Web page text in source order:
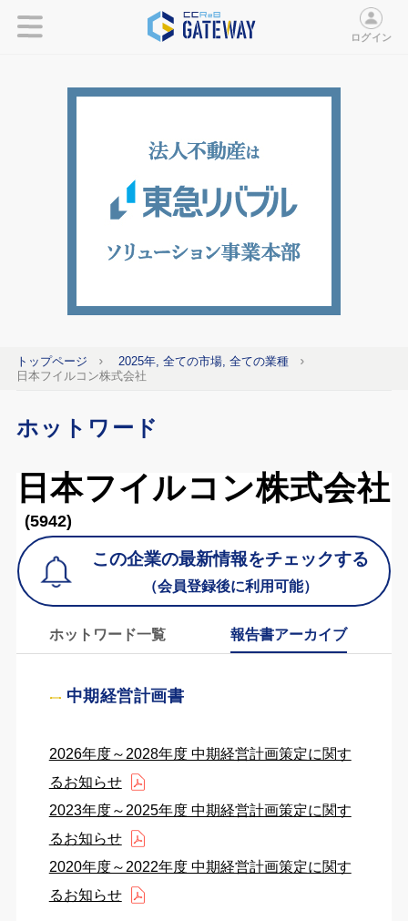
ログイン
トップページ
2025年, 全ての市場, 全ての業種
日本フイルコン株式会社
ホットワード
日本フイルコン株式会社
(5942)
この企業の最新情報をチェックする
（会員登録後に利用可能）
ホットワード一覧 報告書アーカイブ
中期経営計画書
2026年度～2028年度 中期経営計画策定に関す
るお知らせ
2023年度～2025年度 中期経営計画策定に関す
るお知らせ
2020年度～2022年度 中期経営計画策定に関す
るお知らせ